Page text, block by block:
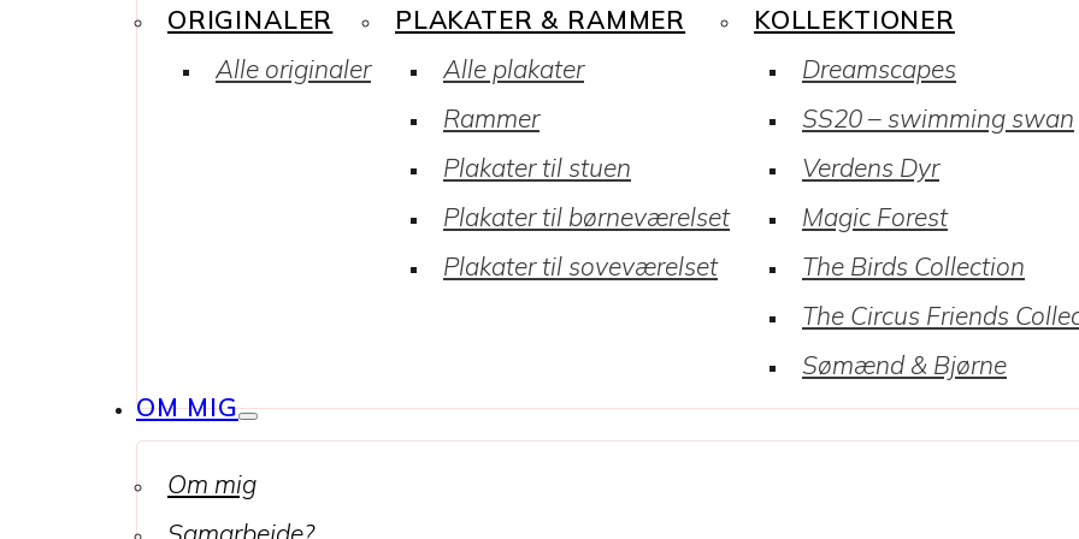
ORIGINALER
Alle originaler
PLAKATER & RAMMER
Alle plakater
Rammer
Plakater til stuen
Plakater til børneværelset
Plakater til soveværelset
KOLLEKTIONER
Dreamscapes
SS20 – swimming swan
Verdens Dyr
Magic Forest
The Birds Collection
The Circus Friends
Sømænd & Bjørne
OM MIG
Om mig